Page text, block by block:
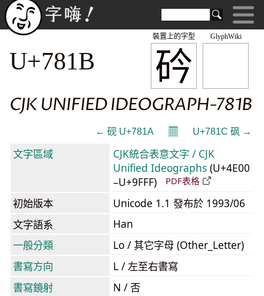
GlyphWiki
砛
裝置上的字型
U+781B
CJK UNIFIED IDEOGRAPH-781B
← 砚 U+781A 𝄜 U+781C 砜 →
文字區域
CJK統合表意文字 / CJK
Unified Ideographs (U+4E00
–U+9FFF)
PDF表格
初始版本
Unicode 1.1 發布於 1993/06
文字語系
Han
一般分類
Lo / 其它字母 (Other_Letter)
書寫方向
L / 左至右書寫
書寫鏡射
N / 否